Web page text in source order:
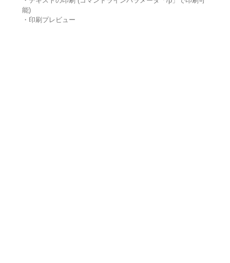
能)
・印刷プレビュー